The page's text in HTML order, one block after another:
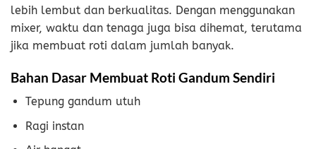
lebih lembut dan berkualitas. Dengan menggunakan
mixer, waktu dan tenaga juga bisa dihemat, terutama
jika membuat roti dalam jumlah banyak.
Bahan Dasar Membuat Roti Gandum Sendiri
Tepung gandum utuh
Ragi instan